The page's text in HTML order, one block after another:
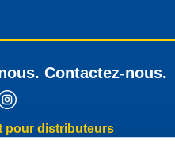
Contactez-nous.
pour distributeurs